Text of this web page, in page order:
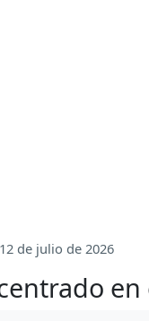
de julio de 2026